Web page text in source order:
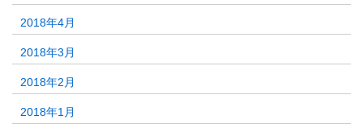
2018年4月
2018年3月
2018年2月
2018年1月